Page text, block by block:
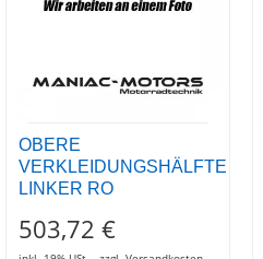
OBERE
VERKLEIDUNGSHÄLFTE
LINKER RO
503,72 €